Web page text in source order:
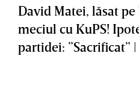
David Matei, lăsat
meciul cu KuPS!
partidei: ”Sacrificat”